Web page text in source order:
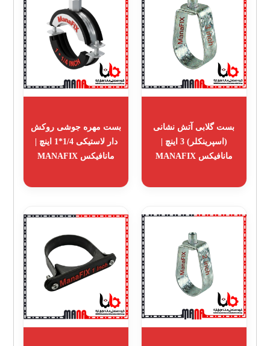
بست گلابی آتش نشانی
(اسپرینکلر) 3 اینچ |
مانافیکس MANAFIX
بست مهره جوشی روکش
دار لاستیکی 1/4*1 اینچ |
مانافیکس MANAFIX